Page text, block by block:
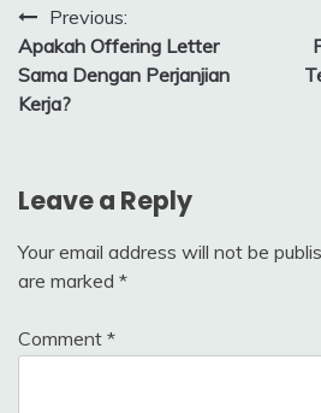
Post
navigation
Previous:
Apakah Offering Letter
Sama Dengan Perjanjian
Kerja?
Leave a Reply
Your email address will not be
are marked *
Comment *